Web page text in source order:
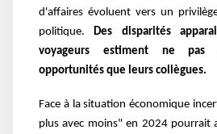
d'affaires évoluent vers un
politique.
Des disparités
voyageurs estiment ne
opportunités que leurs collègues.
Face à la situation économique
plus avec moins" en 2024 pourrait